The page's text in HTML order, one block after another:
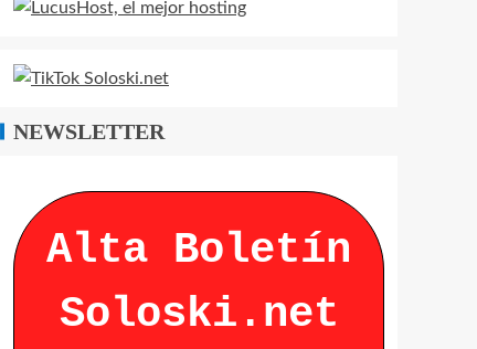
NEWSLETTER
Alta Boletín
Soloski.net